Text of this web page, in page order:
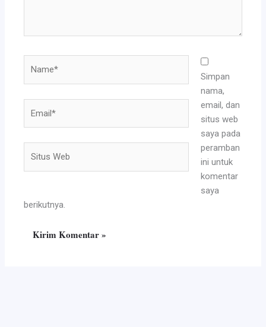
Web
Simpan
nama,
email, dan
situs web
saya pada
peramban
ini untuk
komentar
saya
berikutnya.